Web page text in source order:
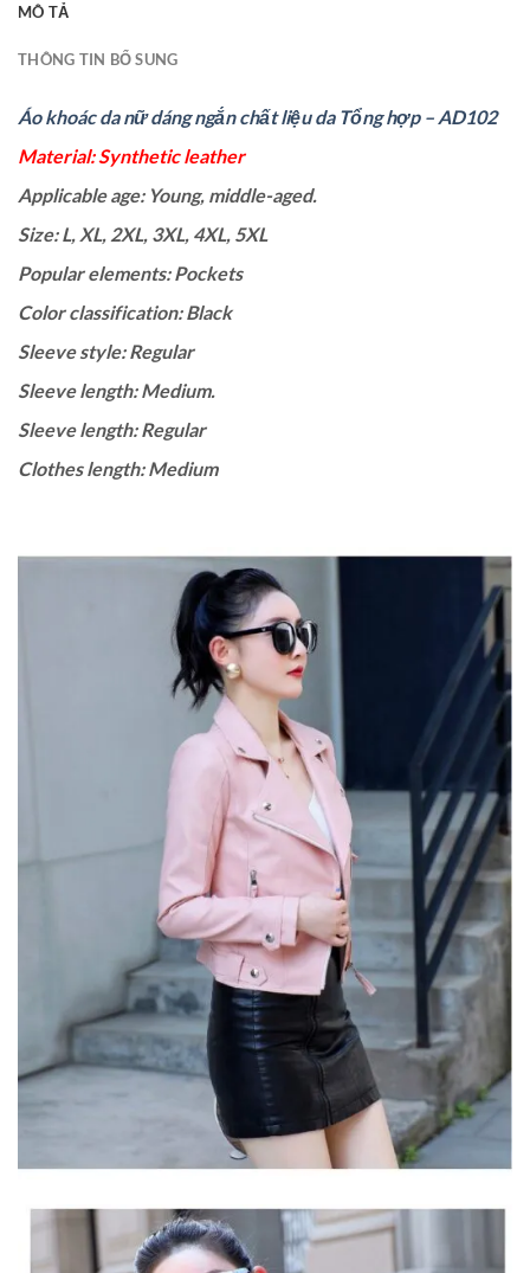
MÔ TẢ
THÔNG TIN BỔ SUNG
Áo khoác da nữ dáng ngắn chất liệu da Tổng hợp – AD102
Material: Synthetic leather
Applicable age: Young, middle-aged.
Size: L, XL, 2XL, 3XL, 4XL, 5XL
Popular elements: Pockets
Color classification: Black
Sleeve style: Regular
Sleeve length: Medium.
Sleeve length: Regular
Clothes length: Medium